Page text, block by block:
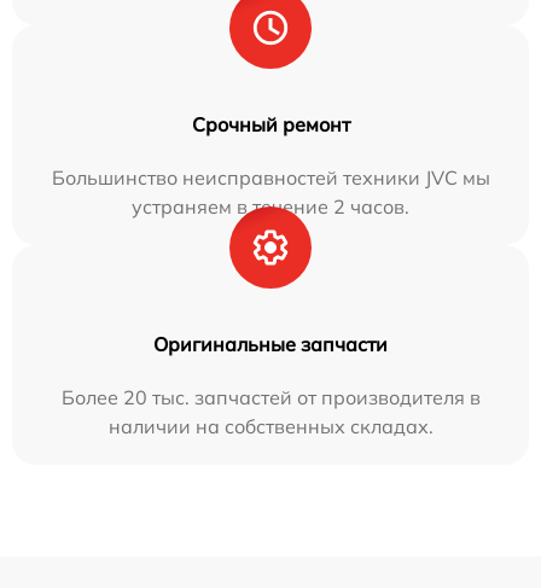
Срочный ремонт
Большинство неисправностей техники JVC мы
устраняем в течение 2 часов.
Оригинальные запчасти
Более 20 тыс. запчастей от производителя в
наличии на собственных складах.